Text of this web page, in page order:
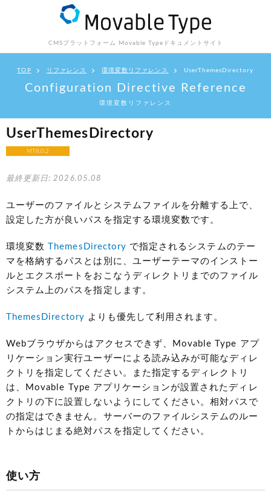
CMSプラットフォーム Movable Type ドキュメントサイト
TOP リファレンス 環境変数リファレンス UserThemesDirectory
Configuration Directive Reference
環境変数リファレンス
UserThemesDirectory
MT8.0.2
最終更新日: 2026.05.08
ユーザーのファイルとシステムファイルを分離する上で、
設定した方が良いパスを指定する環境変数です。
環境変数 ThemesDirectory で指定されるシステムのテー
マを格納するパスとは別に、ユーザーテーマのインストー
ルとエクスポートをおこなうディレクトリまでのファイル
システム上のパスを指定します。
ThemesDirectory よりも優先して利用されます。
Webブラウザからはアクセスできず、Movable Type アプ
リケーション実行ユーザーによる読み込みが可能なディレ
クトリを指定してください。また指定するディレクトリ
は、Movable Type アプリケーションが設置されたディレ
クトリの下に設置しないようにしてください。相対パスで
の指定はできません。サーバーのファイルシステムのルー
トからはじまる絶対パスを指定してください。
使い方